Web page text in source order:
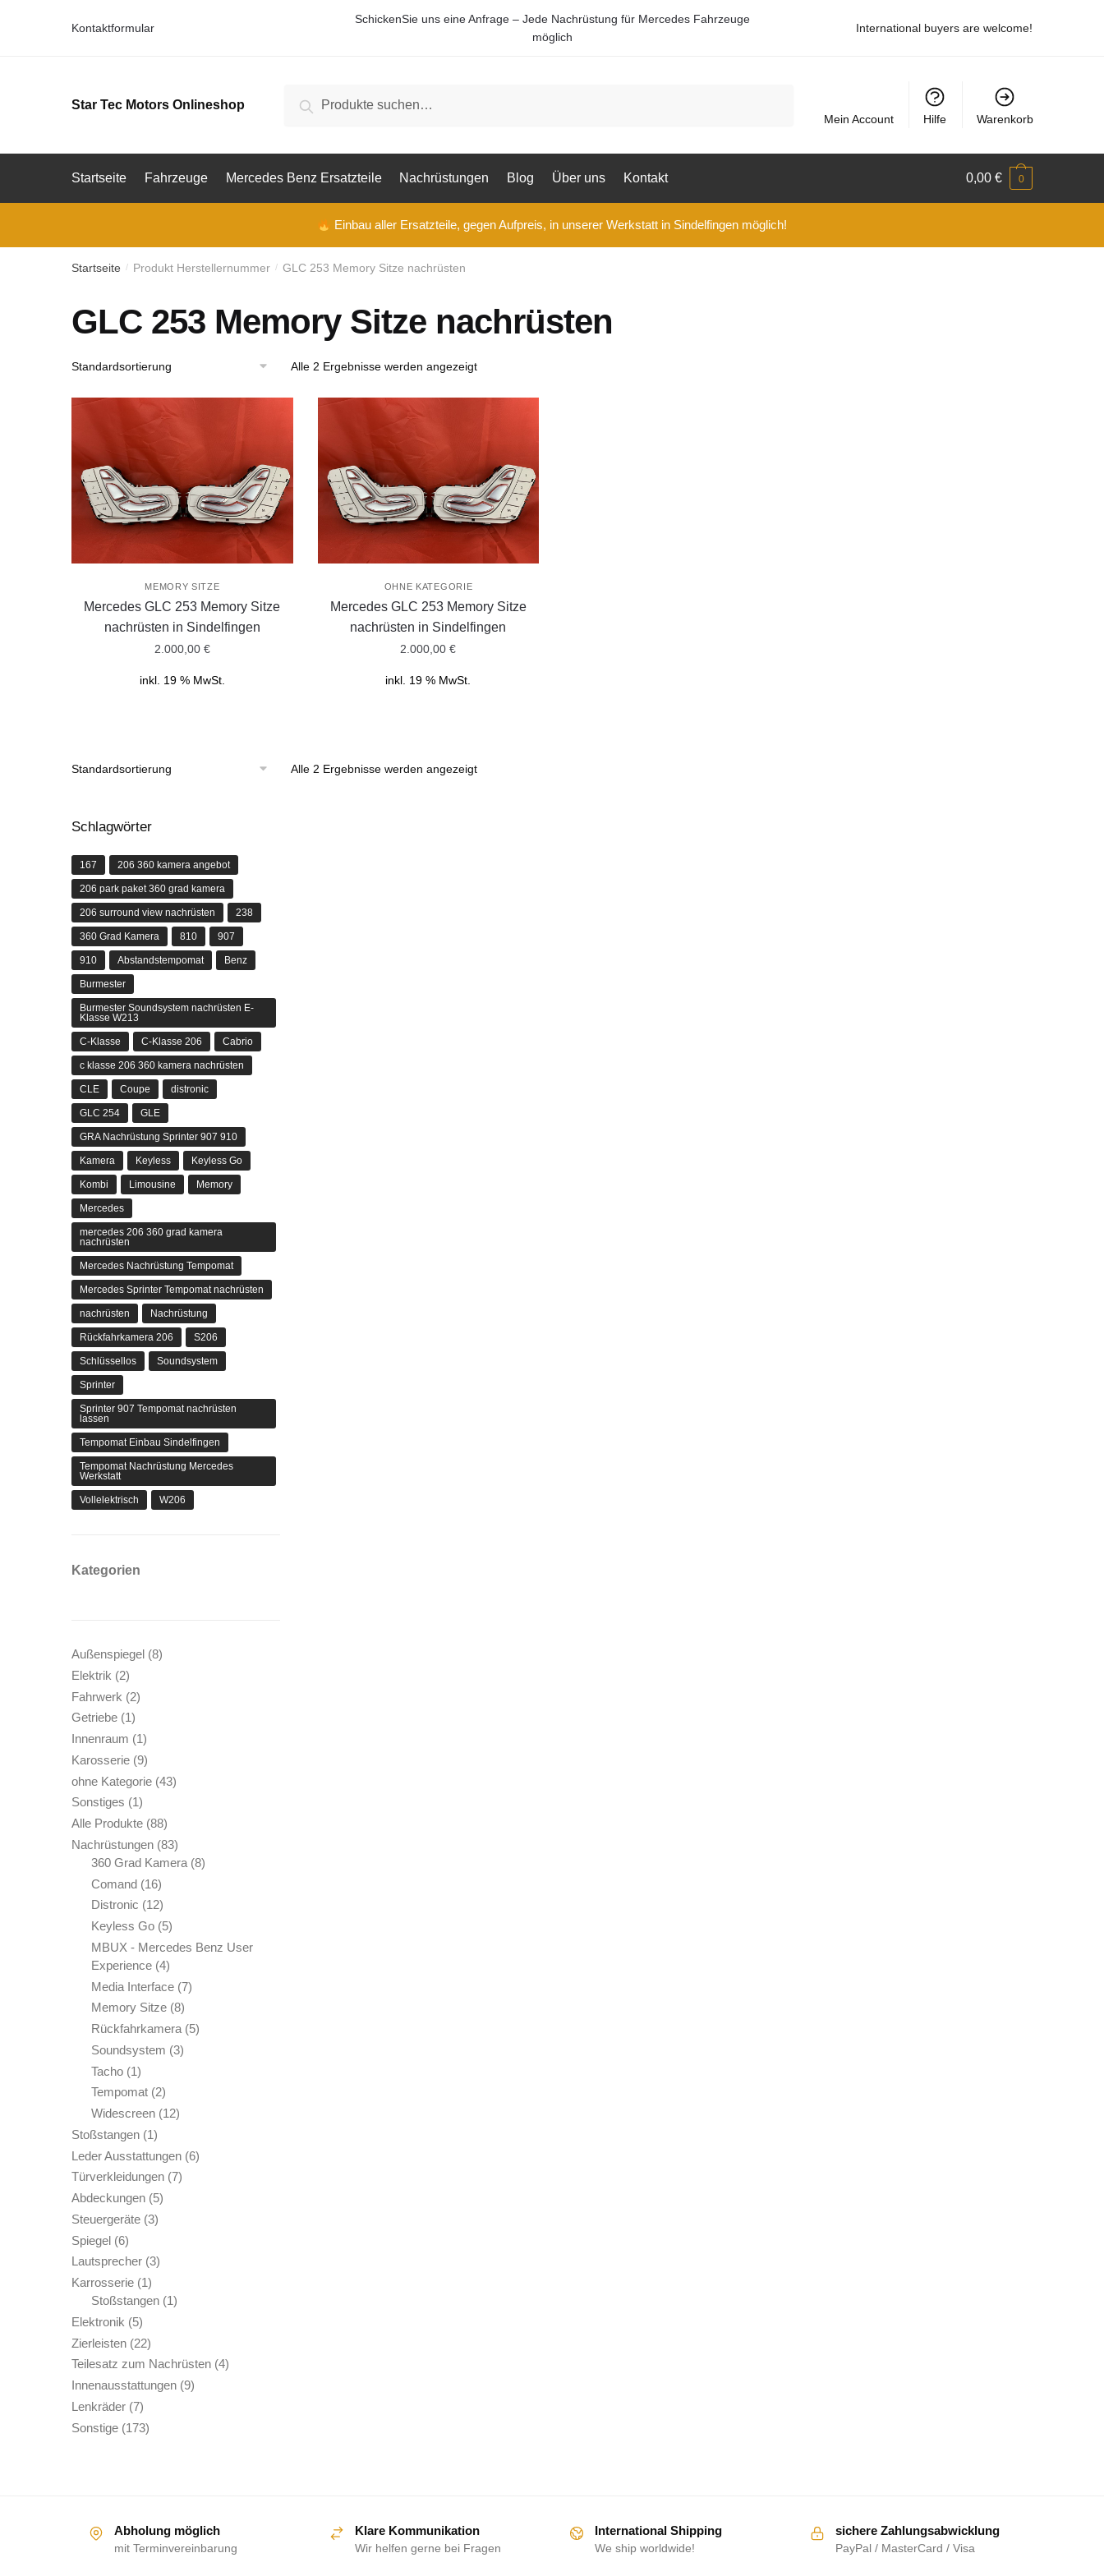
Kontaktformular
SchickenSie uns eine Anfrage – Jede Nachrüstung für Mercedes Fahrzeuge
möglich
International buyers are welcome!
Star Tec Motors Onlineshop
nach:
Suche
Mein Account Hilfe Warenkorb
Startseite Fahrzeuge Mercedes Benz Ersatzteile Nachrüstungen Blog Über uns Kontakt 0,00 € 0
Einbau aller Ersatzteile, gegen Aufpreis, in unserer Werkstatt in Sindelfingen möglich!
Startseite / Produkt Herstellernummer / GLC 253 Memory Sitze nachrüsten
GLC 253 Memory Sitze nachrüsten
Alle 2 Ergebnisse werden angezeigt
MEMORY SITZE
Mercedes GLC 253 Memory Sitze
nachrüsten in Sindelfingen
2.000,00 €
inkl. 19 % MwSt.
OHNE KATEGORIE
Mercedes GLC 253 Memory Sitze
nachrüsten in Sindelfingen
2.000,00€
inkl. 19 % MwSt.
Alle 2 Ergebnisse werden angezeigt
Schlagwörter
167 206 360 kamera angebot
206 park paket 360 grad kamera
206 surround view nachrüsten 238
360 Grad Kamera 810 907
910 Abstandstempomat Benz
Burmester
Burmester Soundsystem nachrüsten E-
Klasse W213
C-Klasse C-Klasse 206 Cabrio
c klasse 206 360 kamera nachrüsten
CLE Coupe distronic
GLC 254 GLE
GRA Nachrüstung Sprinter 907 910
Kamera Keyless Keyless Go
Kombi Limousine Memory
Mercedes
mercedes 206 360 grad kamera
nachrüsten
Mercedes Nachrüstung Tempomat
Mercedes Sprinter Tempomat nachrüsten
nachrüsten Nachrüstung
Rückfahrkamera 206 S206
Schlüssellos Soundsystem
Sprinter
Sprinter 907 Tempomat nachrüsten
lassen
Tempomat Einbau Sindelfingen
Tempomat Nachrüstung Mercedes
Werkstatt
Vollelektrisch W206
Kategorien
Außenspiegel 88
Elektrik 22
Produkte
Fahrwerk 22
Getriebe 11
Produkt
Innenraum 11
Produkt
Karosserie 99
Produkte
ohne Kategorie 4343
Sonstiges 11
Produkt
Alle Produkte 8888
Produkte
Nachrüstungen 8383
Produkte
360 Grad Kamera 88
Comand 1616
Produkte
Distronic 1212
Produkte
Keyless Go 55
Produkte
MBUX - Mercedes Benz User
Experience 44
Produkte
Media Interface 77
Memory Sitze 88
Produkte
Rückfahrkamera 55
Soundsystem 33
Tacho 11
Produkt
Tempomat 22
Produkte
Widescreen 1212
Stoßstangen 11
Produkt
Leder Ausstattungen 66
Türverkleidungen 77
Abdeckungen 55
Steuergeräte 33
Spiegel 66
Produkte
Lautsprecher 33
Karrosserie 11
Produkt
Stoßstangen 11
Elektronik 55
Produkte
Zierleisten 2222
Produkte
Teilesatz zum Nachrüsten 44
Innenausstattungen 99
Lenkräder 77
Produkte
Sonstige 173173
Abholung möglich
mit Terminvereinbarung
Klare Kommunikation
Wir helfen gerne bei Fragen
International Shipping
We ship worldwide!
sichere Zahlungsabwicklung
PayPal / MasterCard / Visa